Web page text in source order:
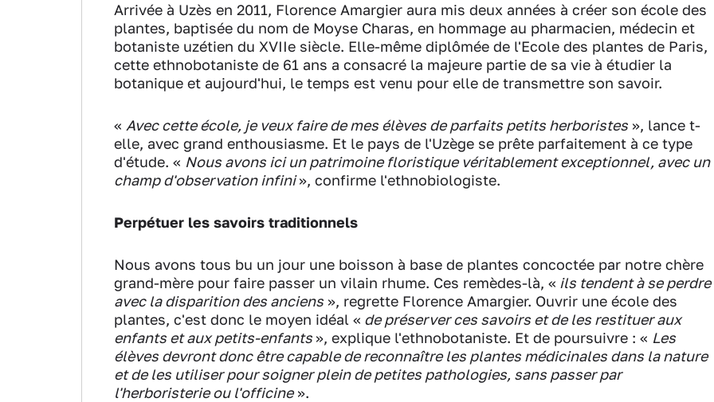
Arrivée à Uzès en 2011, Florence Amargier aura mis deux années à créer son école des
plantes, baptisée du nom de Moyse Charas, en hommage au pharmacien, médecin et
botaniste uzétien du XVIIe siècle. Elle-même diplômée de l'Ecole des plantes de Paris,
cette ethnobotaniste de 61 ans a consacré la majeure partie de sa vie à étudier la
botanique et aujourd'hui, le temps est venu pour elle de transmettre son savoir.
« Avec cette école, je veux faire de mes élèves de parfaits petits herboristes », lance t-
elle, avec grand enthousiasme. Et le pays de l'Uzège se prête parfaitement à ce type
d'étude. « Nous avons ici un patrimoine floristique véritablement exceptionnel, avec un
champ d'observation infini», confirme l'ethnobiologiste.
Perpétuer les savoirs traditionnels
Nous avons tous bu un jour une boisson à base de plantes concoctée par notre chère
grand-mère pour faire passer un vilain rhume. Ces remèdes-là, « ils tendent à se perdre
avec la disparition des anciens », regrette Florence Amargier. Ouvrir une école des
plantes, c'est donc le moyen idéal « de préserver ces savoirs et de les restituer aux
enfants et aux petits-enfants », explique l'ethnobotaniste. Et de poursuivre : « Les
élèves devront donc être capable de reconnaître les plantes médicinales dans la nature
et de les utiliser pour soigner plein de petites pathologies, sans passer par
l'herboristerie ou l'officine».